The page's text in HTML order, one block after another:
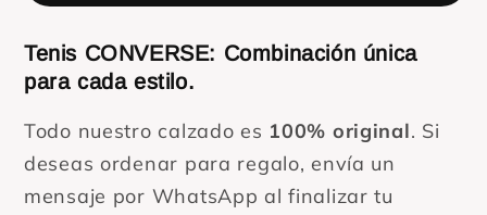
Tenis CONVERSE: Combinación única
para cada estilo.
Todo nuestro calzado es 100% original. Si
deseas ordenar para regalo, envía un
mensaje por WhatsApp al finalizar tu